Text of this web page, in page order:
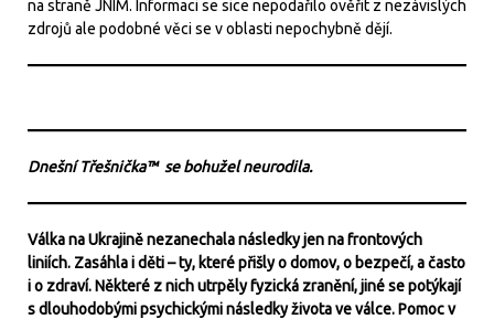
na straně JNIM. Informaci se sice nepodařilo ověřit z nezávislých
zdrojů ale podobné věci se v oblasti nepochybně dějí.
Dnešní Třešnička™ se bohužel neurodila.
Válka na Ukrajině nezanechala následky jen na frontových
liniích. Zasáhla i děti – ty, které přišly o domov, o bezpečí, a často
i o zdraví. Některé z nich utrpěly fyzická zranění, jiné se potýkají
s dlouhodobými psychickými následky života ve válce. Pomoc v